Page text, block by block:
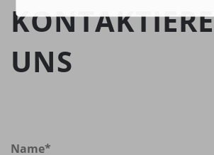
UNS
Name*